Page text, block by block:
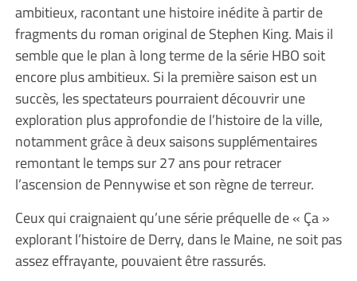
ambitieux, racontant une histoire inédite à partir de
fragments du roman original de Stephen King. Mais il
semble que le plan à long terme de la série HBO soit
encore plus ambitieux. Si la première saison est un
succès, les spectateurs pourraient découvrir une
exploration plus approfondie de l’histoire de la ville,
notamment grâce à deux saisons supplémentaires
remontant le temps sur 27 ans pour retracer
l’ascension de Pennywise et son règne de terreur.
Ceux qui craignaient qu’une série préquelle de « Ça »
explorant l’histoire de Derry, dans le Maine, ne soit pas
assez effrayante, pouvaient être rassurés.